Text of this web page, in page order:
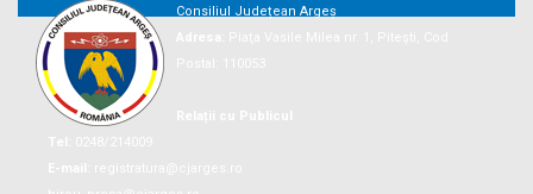
Consiliul Județean Argeș